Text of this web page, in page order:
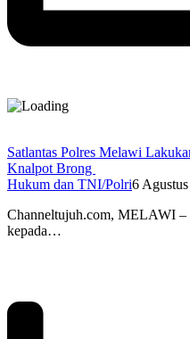
Satlantas Polres Melawi
Knalpot Brong
Hukum dan TNI/Polri6
Channeltujuh.com, MELAWI –
kepada…